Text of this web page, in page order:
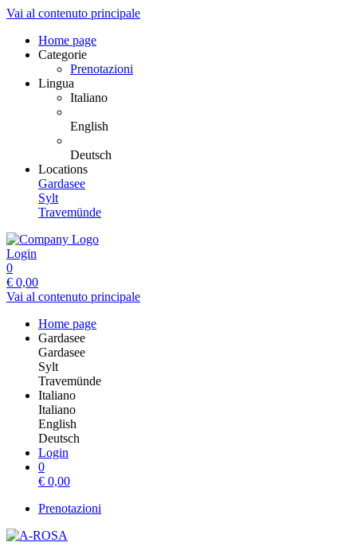
Vai al contenuto principale
Home page
Categorie
Prenotazioni
Lingua
Italiano
English
Deutsch
Locations
Gardasee
Sylt
Travemünde
Login
0
€ 0,00
Vai al contenuto principale
Home page
Gardasee
Gardasee
Sylt
Travemünde
Italiano
Italiano
English
Deutsch
Login
0
€ 0,00
Prenotazioni